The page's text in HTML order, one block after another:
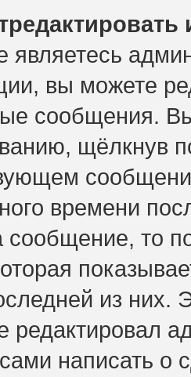
являетесь
вы можете
сообщения.
щёлкнув
времени
сообщение, то
из них.
редактировал
написать о